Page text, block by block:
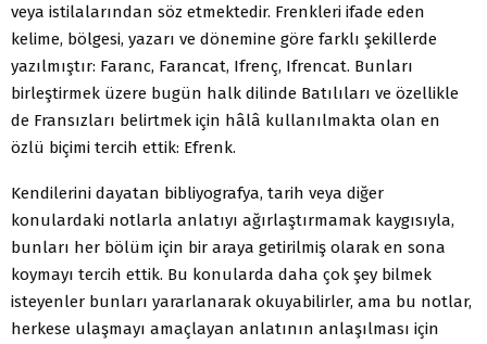
veya istilalarından söz etmektedir. Frenkleri ifade eden
kelime, bölgesi, yazarı ve dönemine göre farklı şekillerde
yazılmıştır: Faranc, Farancat, Ifrenç, Ifrencat. Bunları
birleştirmek üzere bugün halk dilinde Batılıları ve özellikle
de Fransızları belirtmek için hâlâ kullanılmakta olan en
özlü biçimi tercih ettik: Efrenk.
Kendilerini dayatan bibliyografya, tarih veya diğer
konulardaki notlarla anlatıyı ağırlaştırmamak kaygısıyla,
bunları her bölüm için bir araya getirilmiş olarak en sona
koymayı tercih ettik. Bu konularda daha çok şey bilmek
isteyenler bunları yararlanarak okuyabilirler, ama bu notlar,
herkese ulaşmayı amaçlayan anlatının anlaşılması için